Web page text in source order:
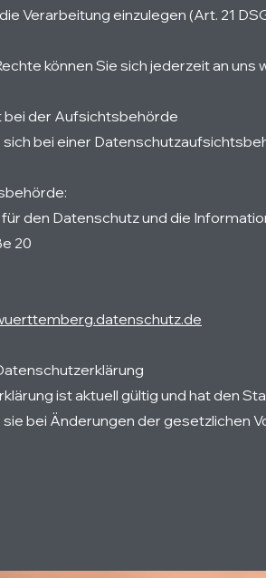
Verarbeitung einzulegen (Art. 21
können Sie sich jederzeit an uns
bei der Aufsichtsbehörde
sich bei einer
den Datenschutz und die
20
ist aktuell gültig und hat den
sie bei Änderungen der gesetzlichen